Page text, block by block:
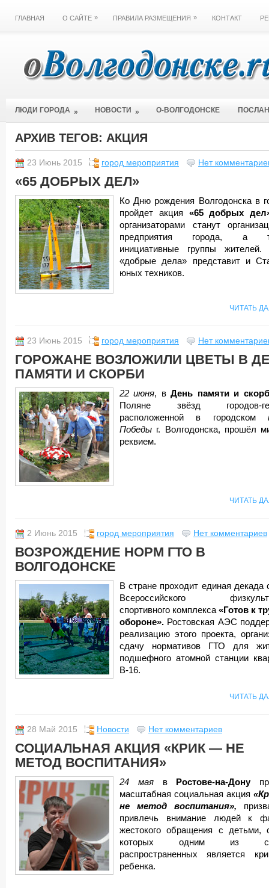
ГЛАВНАЯ О САЙТЕ » ПРАВИЛА РАЗМЕЩЕНИЯ » КОНТАКТ
ЛЮДИ ГОРОДА » НОВОСТИ » О-ВОЛГОДОНСКЕ
АРХИВ ТЕГОВ: АКЦИЯ
23 Июнь 2015 город мероприятия Нет
«65 ДОБРЫХ ДЕЛ»
Ко Дню рождения Волгодонска в
пройдет акция «65 добрых
организаторами станут
предприятия города, а
инициативные группы жителей.
«добрые дела» представит и
юных техников.
ЧИТАТЬ
23 Июнь 2015 город мероприятия Нет
ГОРОЖАНЕ ВОЗЛОЖИЛИ ЦВЕТЫ В
ПАМЯТИ И СКОРБИ
22 июня, вДень памяти и
Поляне звёзд городов-
расположенной в городском
Победы г. Волгодонска, прошёл
реквием.
ЧИТАТЬ
2 Июнь 2015 город мероприятия Нет комментариев
ВОЗРОЖДЕНИЕ НОРМ ГТО В
ВОЛГОДОНСКЕ
В стране проходит единая декада
Всероссийского
спортивного комплекса «Готов к
обороне». Ростовская АЭС
реализацию этого проекта,
сдачу нормативов ГТО для
подшефного атомной станции
В-16.
ЧИТАТЬ
28 Май 2015 Новости Нет комментариев
СОЦИАЛЬНАЯ АКЦИЯ «КРИК — НЕ
МЕТОД ВОСПИТАНИЯ»
24 маяв Ростове-на-Дону
масштабная социальная акция
не метод воспитания»,
привлечь внимание людей к
жестокого обращения с детьми,
которых одним из
распространенных является
ребенка.